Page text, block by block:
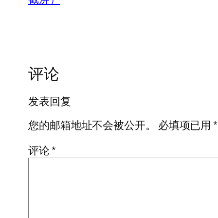
评论
发表回复
您的邮箱地址不会被公开。
必填项已用*
评论*